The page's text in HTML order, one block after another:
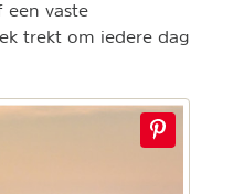
een vaste
trekt om iedere dag